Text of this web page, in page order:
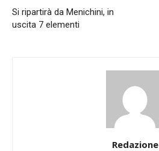
Si ripartirà da Menichini, in
uscita 7 elementi
Redazione